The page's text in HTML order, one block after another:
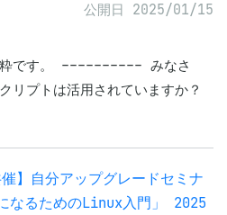
公開日 2025/01/15
粋です。 ---------- みなさ
リプトは活用されていますか？
】自分アップグレードセミナ
なるためのLinux入門」 2025